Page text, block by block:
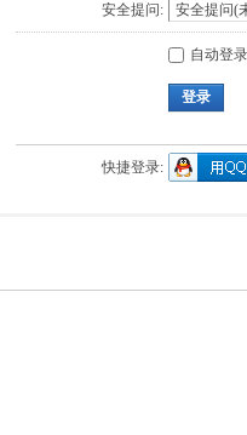
安全提问:
自动登录
登录
快捷登录: